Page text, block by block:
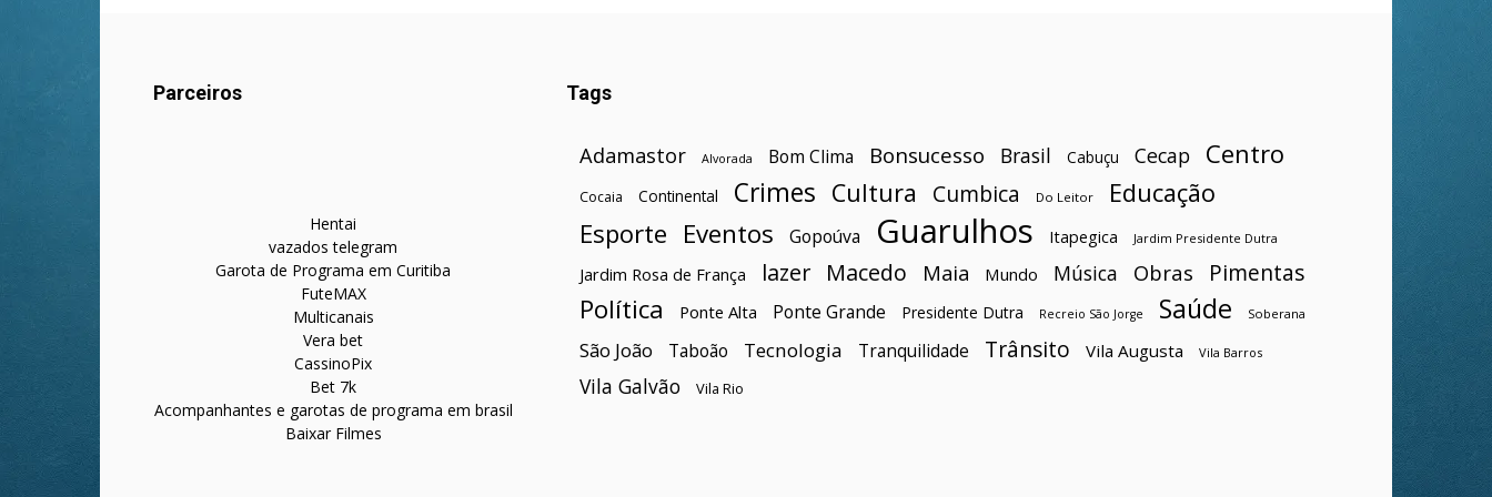
Parceiros
Hentai
vazados telegram
Garota de Programa em Curitiba
FuteMAX
Multicanais
Vera bet
CassinoPix
Bet 7k
Acompanhantes e garotas de programa em brasil
Baixar Filmes
Tags
Adamastor Alvorada Bom Clima Bonsucesso Brasil Cabuçu Cecap Centro
Cocaia Continental Crimes Cultura Cumbica Do Leitor Educação
Esporte Eventos Gopoúva Guarulhos Itapegica Jardim Presidente Dutra
Jardim Rosa de França lazer Macedo Maia Mundo Música Obras Pimentas
Política Ponte Alta Ponte Grande Presidente Dutra Recreio São Jorge Saúde Soberana
São João Taboão Tecnologia Tranquilidade Trânsito Vila Augusta Vila Barros
Vila Galvão Vila Rio